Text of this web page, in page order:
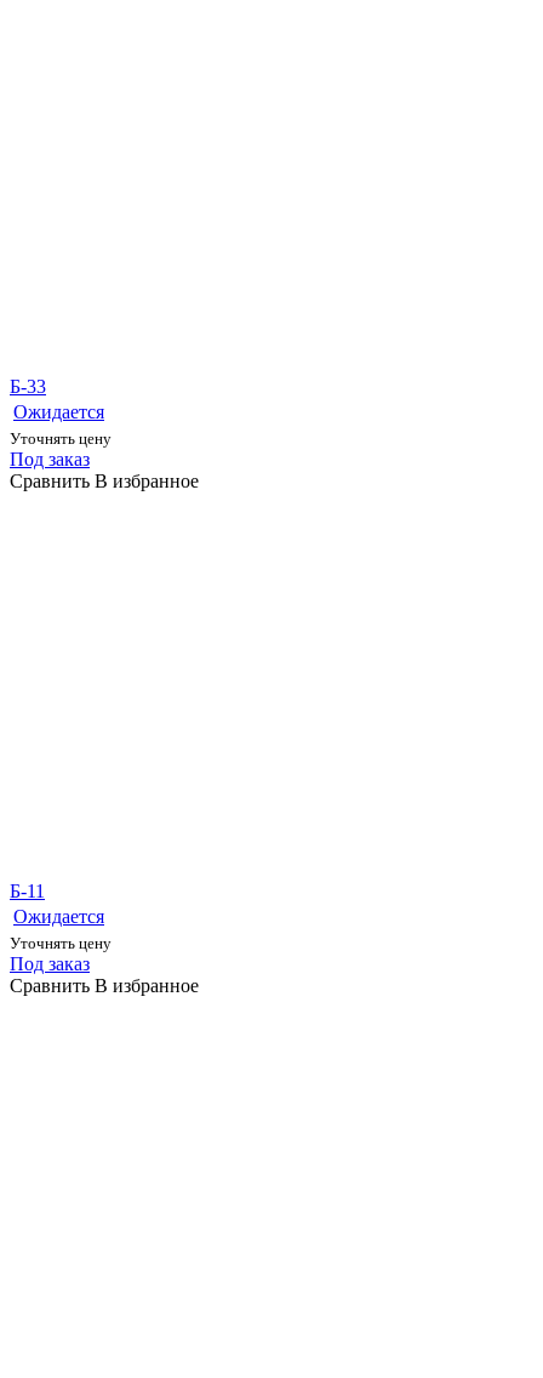
Б-33
Ожидается
Уточнять цену
Под заказ
Сравнить В избранное
Б-11
Ожидается
Уточнять цену
Под заказ
Сравнить В избранное